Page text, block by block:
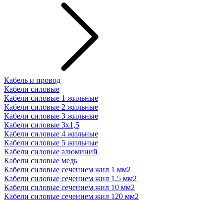
Кабель и провод
Кабели силовые
Кабели силовые 1 жильные
Кабели силовые 2 жильные
Кабели силовые 3 жильные
Кабели силовые 3х1,5
Кабели силовые 4 жильные
Кабели силовые 5 жильные
Кабели силовые алюминий
Кабели силовые медь
Кабели силовые сечением жил 1 мм2
Кабели силовые сечением жил 1,5 мм2
Кабели силовые сечением жил 10 мм2
Кабели силовые сечением жил 120 мм2